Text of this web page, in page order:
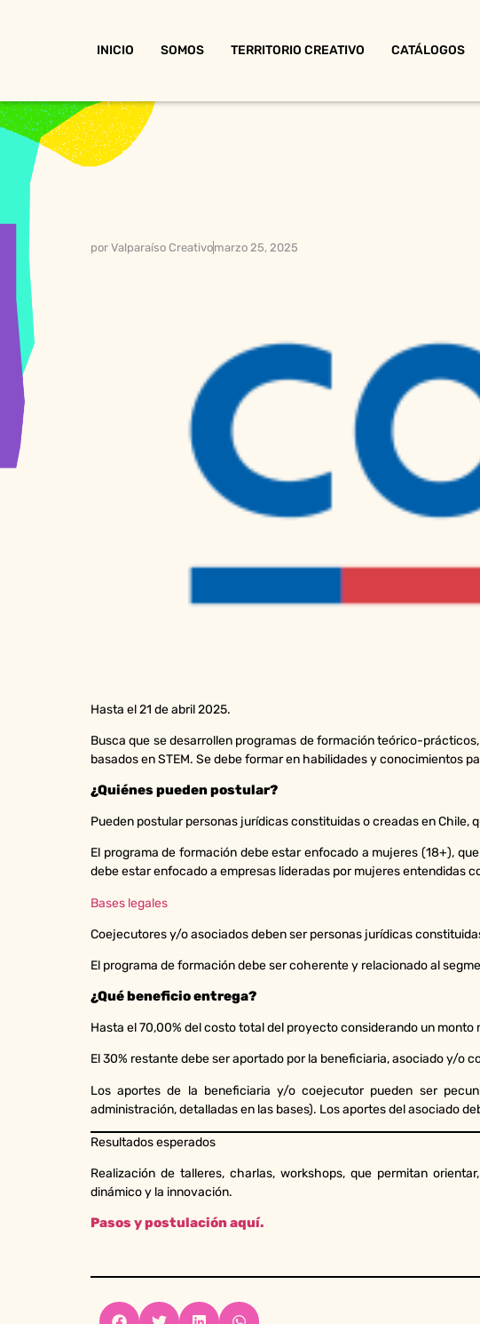
INICIO SOMOS TERRITORIO CREATIVO CATÁLOGOS
por Valparaíso Creativomarzo 25, 2025
Hasta el 21 de abril 2025.
Busca que se desarrollen programas de formación teórico-
basados en STEM. Se debe formar en habilidades y conocimientos
¿Quiénes pueden postular?
Pueden postular personas jurídicas constituidas o creadas en
El programa de formación debe estar enfocado a mujeres (18+),
debe estar enfocado a empresas lideradas por mujeres entendidas
Bases legales
Coejecutores y/o asociados deben ser personas jurídicas
El programa de formación debe ser coherente y relacionado al
¿Qué beneficio entrega?
Hasta el 70,00% del costo total del proyecto considerando un
El 30% restante debe ser aportado por la beneficiaria, asociado y/o
Los aportes de la beneficiaria y/o coejecutor pueden ser
administración, detalladas en las bases). Los aportes del asociado
Resultados esperados
Realización de talleres, charlas, workshops, que permitan
dinámico y la innovación.
Pasos y postulación aquí.